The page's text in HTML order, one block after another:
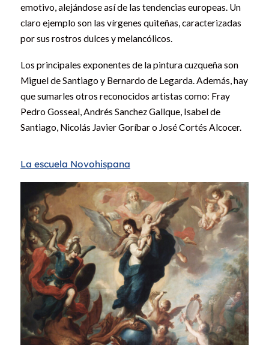
emotivo, alejándose así de las tendencias europeas. Un
claro ejemplo son las vírgenes quiteñas, caracterizadas
por sus rostros dulces y melancólicos.
Los principales exponentes de la pintura cuzqueña son
Miguel de Santiago y Bernardo de Legarda. Además, hay
que sumarles otros reconocidos artistas como: Fray
Pedro Gosseal, Andrés Sanchez Gallque, Isabel de
Santiago, Nicolás Javier Goríbar o José Cortés Alcocer.
La escuela Novohispana